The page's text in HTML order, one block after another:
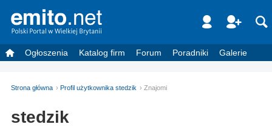
Ogłoszenia Katalog firm Forum Poradniki Galerie
Strona główna Profil użytkownika stedzik Znajomi
stedzik